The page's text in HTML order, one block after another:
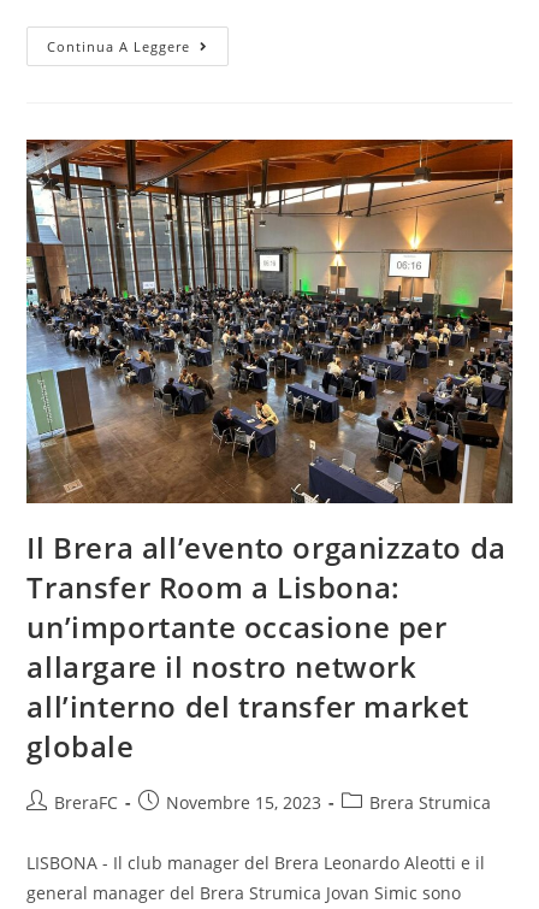
Continua A Leggere
Il Brera all’evento organizzato da
Transfer Room a Lisbona:
un’importante occasione per
allargare il nostro network
all’interno del transfer market
globale
BreraFC Novembre 15, 2023 Brera Strumica
LISBONA - Il club manager del Brera Leonardo Aleotti e il
general manager del Brera Strumica Jovan Simic sono